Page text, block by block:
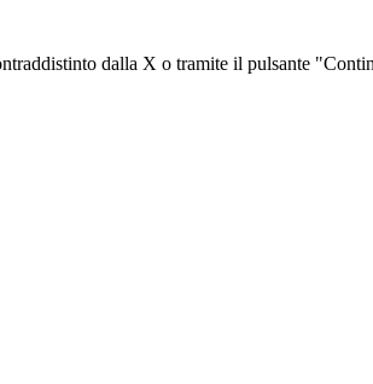
dalla X o tramite il pulsante